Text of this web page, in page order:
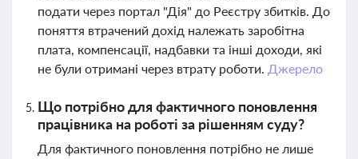
подати через портал "Дія" до Реєстру збитків. До
поняття втрачений дохід належать заробітна
плата, компенсації, надбавки та інші доходи, які
не були отримані через втрату роботи. Джерело
Що потрібно для фактичного поновлення
працівника на роботі за рішенням суду?
Для фактичного поновлення потрібно не лише